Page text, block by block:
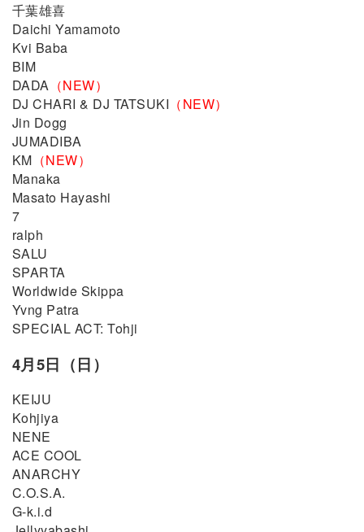
千葉雄喜
Daichi Yamamoto
Kvi Baba
BIM
DADA （NEW）
DJ CHARI & DJ TATSUKI （NEW）
Jin Dogg
JUMADIBA
KM （NEW）
Manaka
Masato Hayashi
7
ralph
SALU
SPARTA
Worldwide Skippa
Yvng Patra
SPECIAL ACT: Tohji
4月5日（日）
KEIJU
Kohjiya
NENE
ACE COOL
ANARCHY
C.O.S.A.
G-k.i.d